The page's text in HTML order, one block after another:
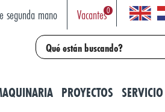
segunda mano Vacantes0
PROYECTOS SERVICIO